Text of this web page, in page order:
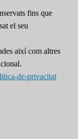
fins que
el seu
així com altres
de-privacitat